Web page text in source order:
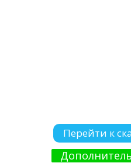
Перейти к